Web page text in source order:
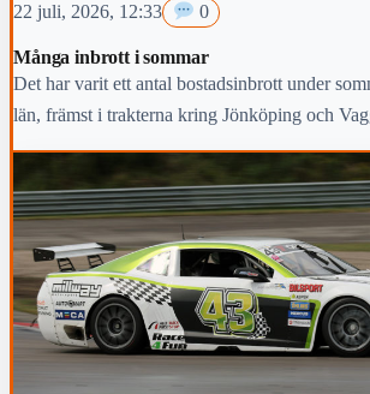
22 juli, 2026, 12:33 0
Många inbrott i sommar
Det har varit ett antal bostadsinbrott under
län, främst i trakterna kring Jönköping och